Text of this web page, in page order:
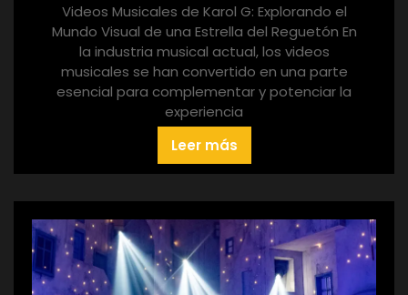
Videos Musicales de Karol G: Explorando el
Mundo Visual de una Estrella del Reguetón En
la industria musical actual, los videos
musicales se han convertido en una parte
esencial para complementar y potenciar la
experiencia
Leer más